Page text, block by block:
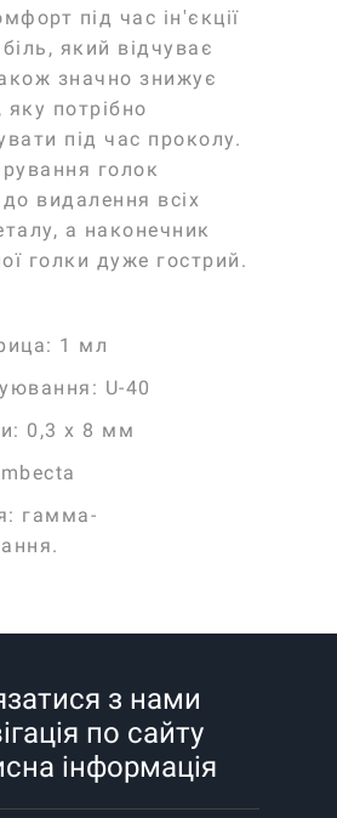
під час ін'єкції
який відчуває
значно знижує
яку потрібно
під час проколу.
голок
видалення всіх
а наконечник
голки дуже гострий.
1 мл
U-40
0,3 x 8 мм
гамма-
з нами
по сайту
інформація